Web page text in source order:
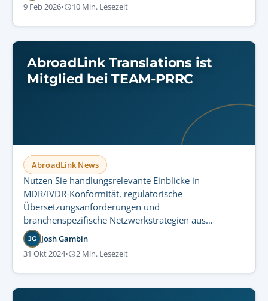
9 Feb 2026• 10 Min. Lesezeit
AbroadLink Translations ist
Mitglied bei TEAM-PRRC
AbroadLink News
Nutzen Sie handlungsrelevante Einblicke in
MDR/IVDR-Konformität, regulatorische
Übersetzungsanforderungen und
branchenspezifische Netzwerkstrategien aus
AbroadLinks jüngster Teilnahme am TEAM-PRRC-
Summit.
JG Josh Gambín
31 Okt 2024• 2 Min. Lesezeit